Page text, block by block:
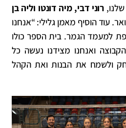
רוני דבי, מיה דונטו וליה בן
עוד הוסיף מאמן גלילי: “אנחנו
למעמד הגמר. בית הספר כולו
ואנחנו מצידנו נעשה כל
ולשמח את הבנות ואת הקהל